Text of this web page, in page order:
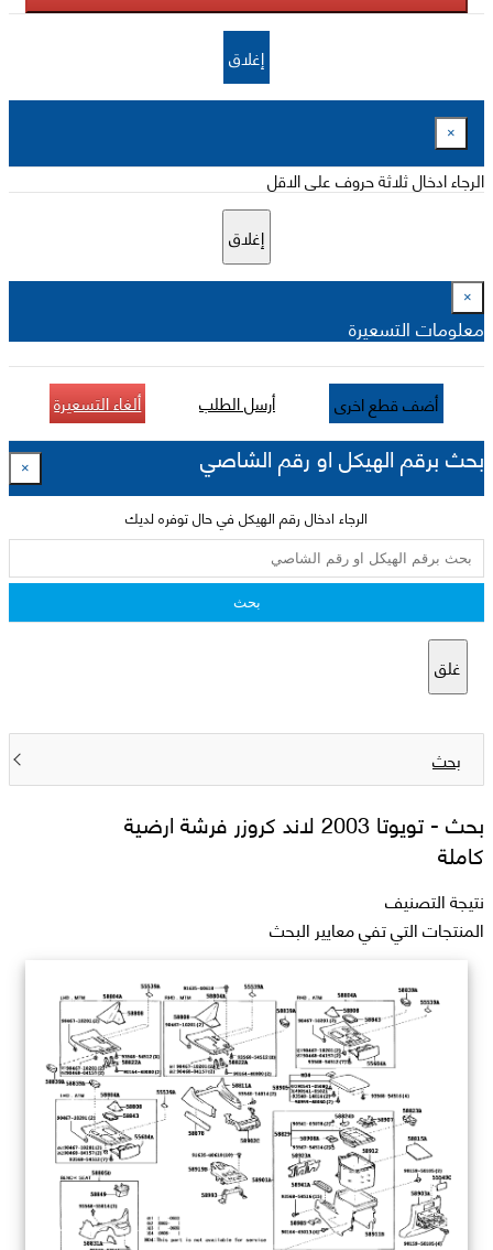
إغلاق
×
الرجاء ادخال ثلاثة حروف على الاقل
إغلاق
×
معلومات التسعيرة
أضف قطع اخرى أرسل الطلب ألغاء التسعيرة
بحث برقم الهيكل او رقم الشاصي ×
الرجاء ادخال رقم الهيكل في حال توفره لديك
بحث
غلق
بحث
بحث - تويوتا 2003 لاند كروزر فرشة ارضية
كاملة
نتيجة التصنيف
المنتجات التي تفي معايير البحث